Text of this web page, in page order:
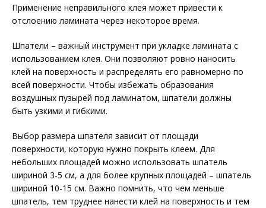
Применение неправильного клея может привести к
отслоению ламината через некоторое время.
Шпатели – важный инструмент при укладке ламината с
использованием клея. Они позволяют ровно наносить
клей на поверхность и распределять его равномерно по
всей поверхности. Чтобы избежать образования
воздушных пузырей под ламинатом, шпатели должны
быть узкими и гибкими.
Выбор размера шпателя зависит от площади
поверхности, которую нужно покрыть клеем. Для
небольших площадей можно использовать шпатель
шириной 3-5 см, а для более крупных площадей – шпатель
шириной 10-15 см. Важно помнить, что чем меньше
шпатель, тем труднее нанести клей на поверхность и тем